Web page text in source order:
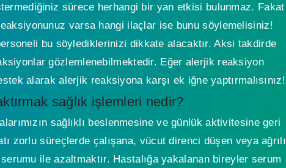
sürece herhangi bir yan etkisi bulunmaz. Fakat
varsa hangi ilaçlar ise bunu söylemelisiniz!
bu söylediklerinizi dikkate alacaktır. Aksi takdirde
gözlemlenebilmektedir. Eğer alerjik reaksiyon
alarak alerjik reaksiyona karşı ek iğne yaptırmalısınız!
sağlık işlemleri nedir?
sağlıklı beslenmesine ve günlük aktivitesine geri
zorlu süreçlerde çalışana, vücut direnci düşen veya ağrılı
ile azaltmaktır. Hastalığa yakalanan bireyler serum